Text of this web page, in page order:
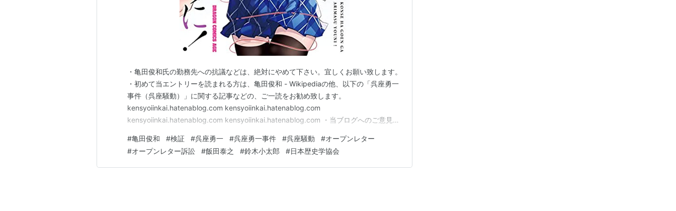
・亀田俊和氏の勤務先への抗議などは、絶対にやめて下さい。宜しくお願い致します。
・初めて当エントリーを読まれる方は、亀田俊和 - Wikipediaの他、以下の「呉座勇一
事件（呉座騒動）」に関する記事などの、ご一読をお勧め致します。
kensyoiinkai.hatenablog.com kensyoiinkai.hatenablog.com
kensyoiinkai.hatenablog.com kensyoiinkai.hatenablog.com ・当ブログへのご意見、
合によっては、謝礼等も前向きに検討致します…
#亀田俊和 #検証 #呉座勇一 #呉座勇一事件 #呉座騒動 #オープンレター
#オープンレター訴訟 #飯田泰之 #鈴木小太郎 #日本歴史学協会